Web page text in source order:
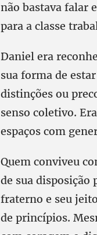
não bastava falar
para a classe
Daniel era
sua forma de
distinções ou
senso coletivo.
espaços com
Quem conviveu
de sua disposição
fraterno e seu
de princípios.